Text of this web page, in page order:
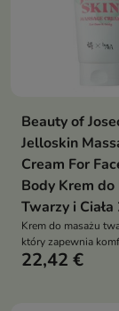
Beauty of
Jelloskin
Cream For
Body Krem do
Twarzy i
Krem do masażu
który zapewnia
pielęgnację,
22,42 €